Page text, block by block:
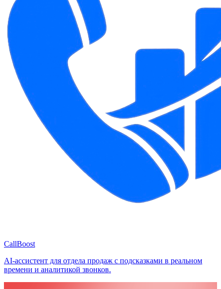
CallBoost
AI-ассистент для отдела продаж с подсказками в реальном
времени и аналитикой звонков.